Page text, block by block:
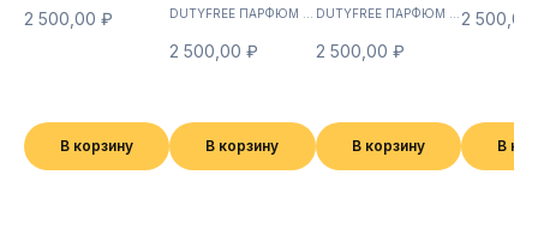
2 500,00 ₽
В корзину
2 500,00₽
В корзину
2 500,00 ₽
В корзину
2 500,00
В